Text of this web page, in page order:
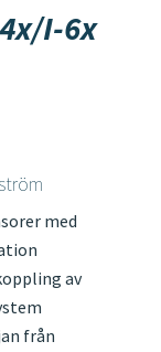
I-6x
med
av
från